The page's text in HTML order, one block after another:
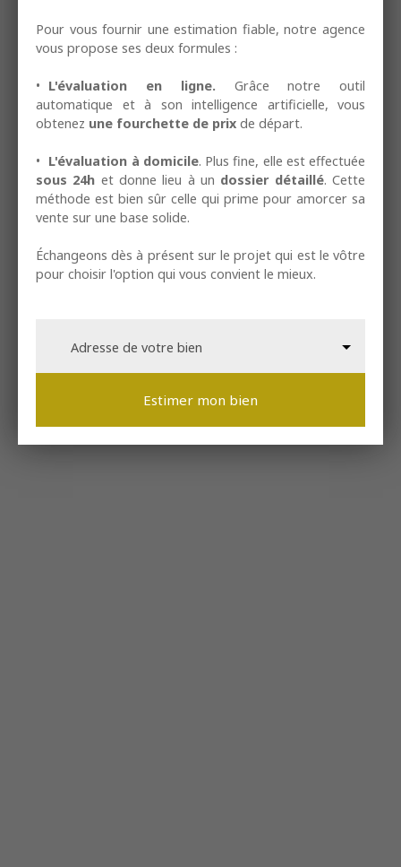
Pour vous fournir une estimation fiable, notre agence
vous propose ses deux formules :
L'évaluation en ligne. Grâce notre outil
automatique et à son intelligence artificielle, vous
obtenez une fourchette de prix de départ.
L'évaluation à domicile. Plus fine, elle est effectuée
sous 24h et donne lieu à un dossier détaillé. Cette
méthode est bien sûr celle qui prime pour amorcer sa
vente sur une base solide.
Échangeons dès à présent sur le projet qui est le vôtre
pour choisir l'option qui vous convient le mieux.
Adresse de votre bien
Estimer mon bien